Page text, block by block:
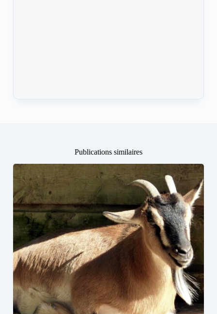
Publications similaires